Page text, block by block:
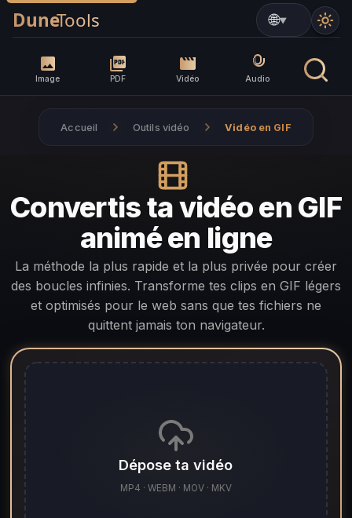
Image PDF Vidéo Audio
▼
Accueil Outils vidéo Vidéo en GIF
Convertis ta vidéo en GIF
animé en ligne
La méthode la plus rapide et la plus privée pour créer
des boucles infinies. Transforme tes clips en GIF légers
et optimisés pour le web sans que tes fichiers ne
quittent jamais ton navigateur.
Dépose ta vidéo
MP4 · WEBM · MOV · MKV